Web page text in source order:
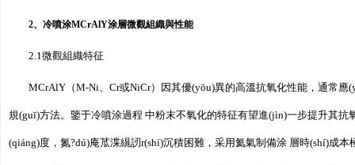
2、冷噴涂MCrAlY涂層微觀組織與性能
2.1微觀組織特征
MCrAlY（M-Ni、Cr或NiCr）因其優(yōu)異的高溫抗氧化性能，通常
規(guī)方法。鑒于冷噴涂過程 中粉末不氧化的特征有望進(jìn)一步提升其
(qiáng)度，氮?dú)庵苽渫繉訒r(shí)沉積困難，采用氦氣制備涂 層時(shí)成